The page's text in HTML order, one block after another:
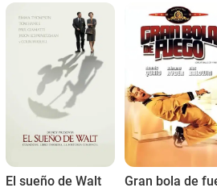
El sueño de Walt